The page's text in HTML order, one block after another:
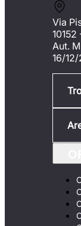
Via
10152
Aut.
16/